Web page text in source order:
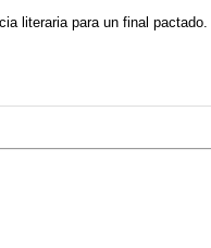
literaria para un final pactado.